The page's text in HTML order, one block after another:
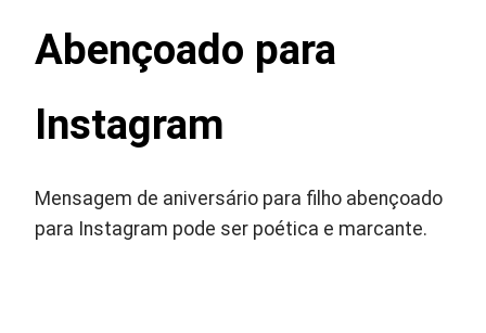
Abençoado para
Instagram
Mensagem de aniversário para filho abençoado
para Instagram pode ser poética e marcante.